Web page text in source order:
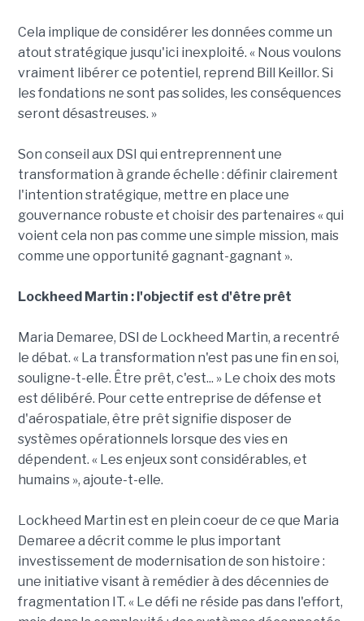
Cela implique de considérer les données comme un
atout stratégique jusqu'ici inexploité. « Nous voulons
vraiment libérer ce potentiel, reprend Bill Keillor. Si
les fondations ne sont pas solides, les conséquences
seront désastreuses. »
Son conseil aux DSI qui entreprennent une
transformation à grande échelle : définir clairement
l'intention stratégique, mettre en place une
gouvernance robuste et choisir des partenaires « qui
voient cela non pas comme une simple mission, mais
comme une opportunité gagnant-gagnant ».
Lockheed Martin : l'objectif est d'être prêt
Maria Demaree, DSI de Lockheed Martin, a recentré
le débat. « La transformation n'est pas une fin en soi,
souligne-t-elle. Être prêt, c'est... » Le choix des mots
est délibéré. Pour cette entreprise de défense et
d'aérospatiale, être prêt signifie disposer de
systèmes opérationnels lorsque des vies en
dépendent. « Les enjeux sont considérables, et
humains », ajoute-t-elle.
Lockheed Martin est en plein coeur de ce que Maria
Demaree a décrit comme le plus important
investissement de modernisation de son histoire :
une initiative visant à remédier à des décennies de
fragmentation IT. « Le défi ne réside pas dans l'effort,